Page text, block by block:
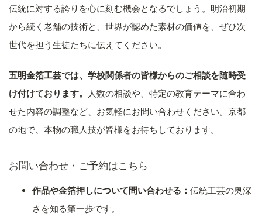
伝統に対する誇りを心に刻む機会となるでしょう。明治初期
から続く老舗の技術と、世界が認めた素材の価値を、ぜひ次
世代を担う生徒たちに伝えてください。
五明金箔工芸では、学校関係者の皆様からのご相談を随時受
け付けております。 人数の相談や、特定の教育テーマに合わ
せた内容の調整など、お気軽にお問い合わせください。京都
の地で、本物の職人技が皆様をお待ちしております。
お問い合わせ・ご予約はこちら
作品や金箔押しについて問い合わせる： 伝統工芸の奥深
さを知る第一歩です。